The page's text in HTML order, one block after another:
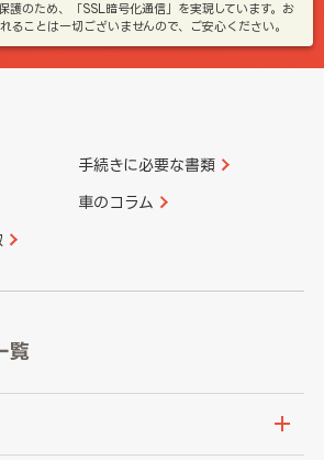
護のため、「SSL暗号化通信」を実現しています。お
ることは一切ございませんので、ご安心ください。
手続きに必要な書類
車のコラム
覧